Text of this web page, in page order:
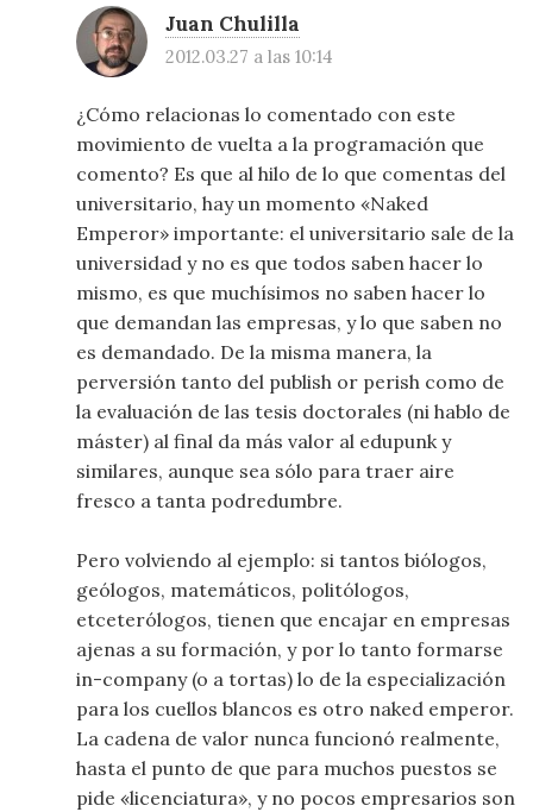
Juan Chulilla
2012.03.27 a las 10:14
¿Cómo relacionas lo comentado con este
movimiento de vuelta a la programación que
comento? Es que al hilo de lo que comentas del
universitario, hay un momento «Naked
Emperor» importante: el universitario sale de la
universidad y no es que todos saben hacer lo
mismo, es que muchísimos no saben hacer lo
que demandan las empresas, y lo que saben no
es demandado. De la misma manera, la
perversión tanto del publish or perish como de
la evaluación de las tesis doctorales (ni hablo de
máster) al final da más valor al edupunk y
similares, aunque sea sólo para traer aire
fresco a tanta podredumbre.
Pero volviendo al ejemplo: si tantos biólogos,
geólogos, matemáticos, politólogos,
etceterólogos, tienen que encajar en empresas
ajenas a su formación, y por lo tanto formarse
in-company (o a tortas) lo de la especialización
para los cuellos blancos es otro naked emperor.
La cadena de valor nunca funcionó realmente,
hasta el punto de que para muchos puestos se
pide «licenciatura», y no pocos empresarios son